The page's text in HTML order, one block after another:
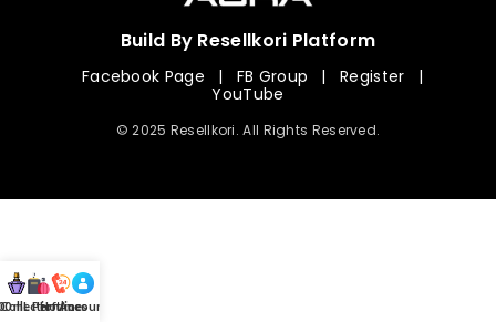
Build By Resellkori Platform
Facebook Page | FB Group | Register
|
YouTube
© 2025 Resellkori. All Rights Reserved.
mL Perfumes
Hotline
Account